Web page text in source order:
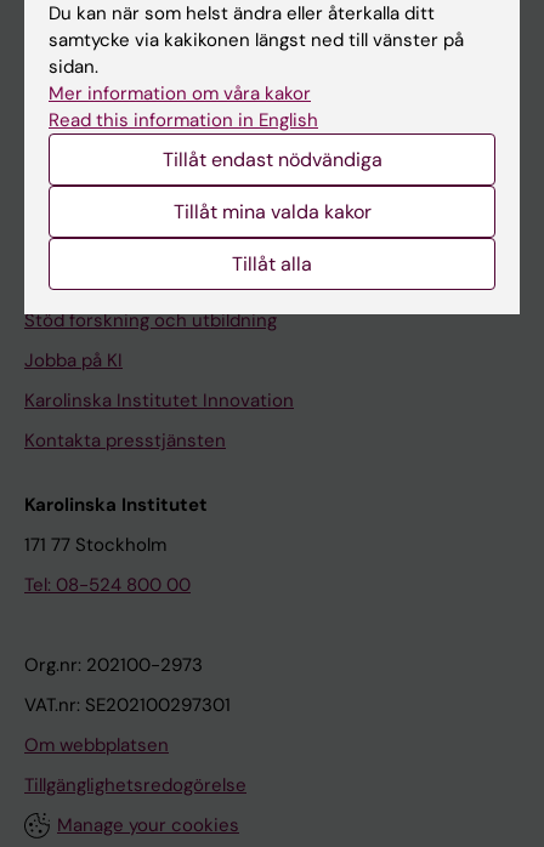
Kurs- och programwebbar
Student på KI
Medarbetare
Medarbetarportalen
Kontakta och besök KI
Universitetsbiblioteket
Stöd forskning och utbildning
Jobba på KI
Karolinska Institutet Innovation
Kontakta presstjänsten
Karolinska Institutet
171 77 Stockholm
Tel: 08-524 800 00
Org.nr: 202100-2973
VAT.nr: SE202100297301
Om webbplatsen
Tillgänglighetsredogörelse
Manage your cookies
Du kan när som helst ändra eller återkalla ditt
samtycke via kakikonen längst ned till vänster på
sidan.
Mer information om våra kakor
Read this information in English
Tillåt endast nödvändiga
Tillåt mina valda kakor
Tillåt alla